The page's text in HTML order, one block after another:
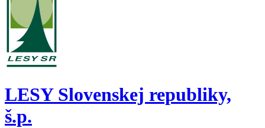
LESY Slovenskej republiky,
š.p.